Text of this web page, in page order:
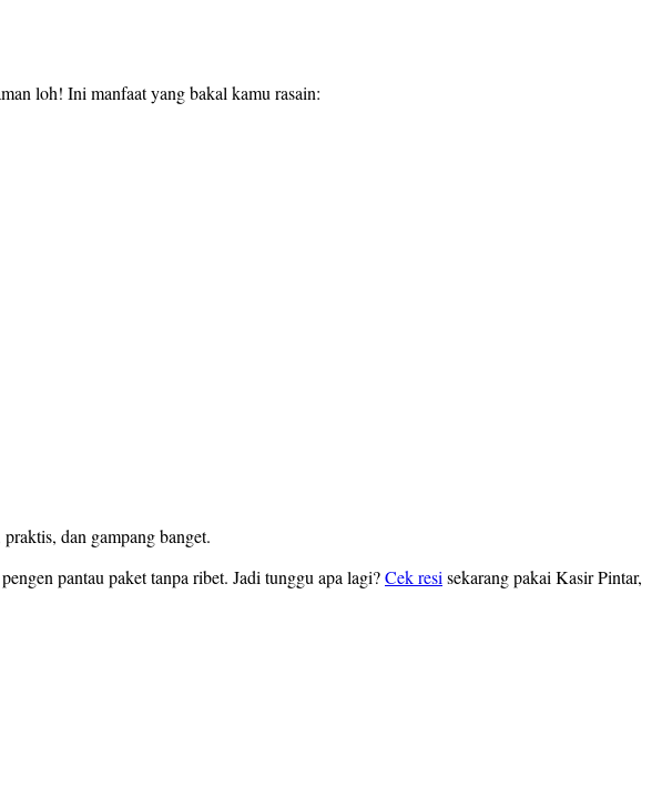
loh! Ini manfaat yang bakal kamu rasain:
dan gampang banget.
pantau paket tanpa ribet. Jadi tunggu apa lagi?Cek resi sekarang pakai Kasir Pintar,